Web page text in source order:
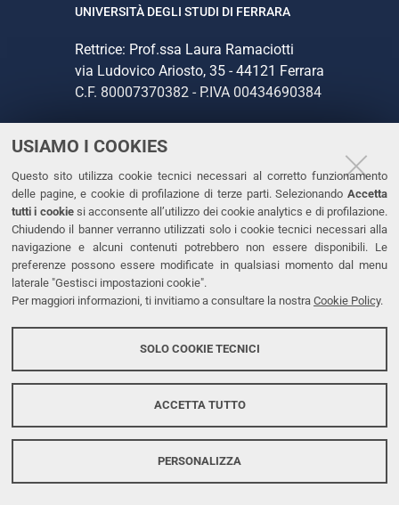
USIAMO I COOKIES
Questo sito utilizza cookie tecnici necessari al corretto funzionamento
delle pagine, e cookie di profilazione di terze parti. Selezionando Accetta
tutti i cookiesi acconsente all’utilizzo dei cookie analytics e di profilazione.
Chiudendo il banner verranno utilizzati solo i cookie tecnici necessari alla
navigazione e alcuni contenuti potrebbero non essere disponibili. Le
preferenze possono essere modificate in qualsiasi momento dal menu
laterale "Gestisci impostazioni cookie".
Per maggiori informazioni, ti invitiamo a consultare la nostra Cookie Policy.
SOLO COOKIE TECNICI
ACCETTA TUTTO
PERSONALIZZA
UNIVERSITÀ DEGLI STUDI DI FERRARA
Rettrice: Prof.ssa Laura Ramaciotti
via Ludovico Ariosto, 35 - 44121 Ferrara
C.F. 80007370382 - P.IVA 00434690384
CONTATTI
Tel. +39 0532 293111
Fax. +39 0532 293031
PEC
LINKS
Dichiarazione di accessibilità
Protezione dati personali